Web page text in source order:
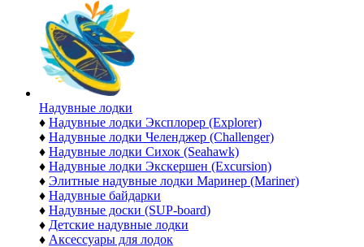
Надувные лодки
♦ Надувные лодки Эксплорер (Explorer)
♦ Надувные лодки Челенджер (Challenger)
♦ Надувные лодки Сихок (Seahawk)
♦ Надувные лодки Экскершен (Excursion)
♦ Элитные надувные лодки Маринер (Mariner)
♦ Надувные байдарки
♦ Надувные доски (SUP-board)
♦ Детские надувные лодки
♦ Аксессуары для лодок